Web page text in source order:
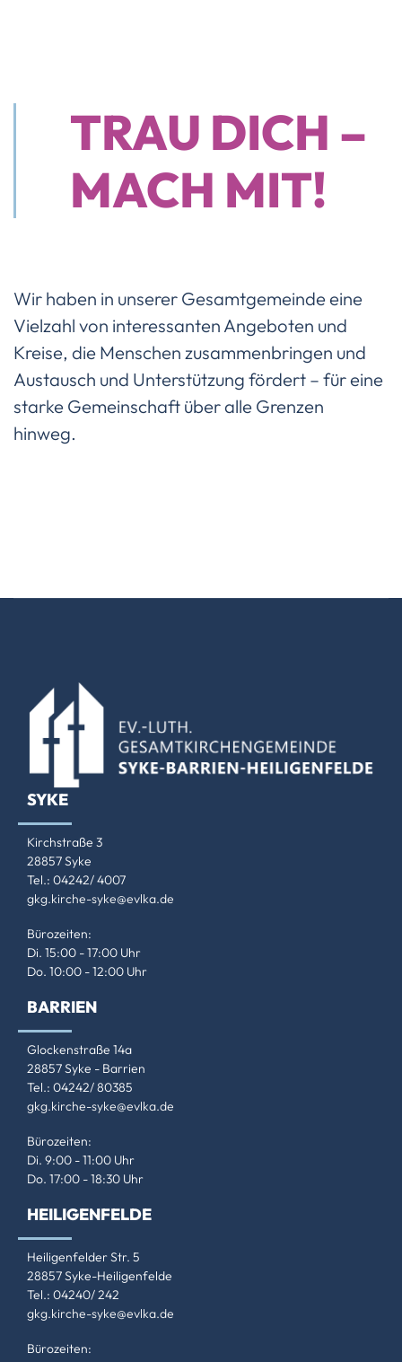
TRAU DICH –
MACH MIT!
Wir haben in unserer Gesamtgemeinde eine
Vielzahl von interessanten Angeboten und
Kreise, die Menschen zusammenbringen und
Austausch und Unterstützung fördert – für eine
starke Gemeinschaft über alle Grenzen
hinweg.
SYKE
Kirchstraße 3
28857 Syke
Tel.: 04242/ 4007
gkg.kirche-syke@evlka.de
Bürozeiten:
Di. 15:00 - 17:00 Uhr
Do. 10:00 - 12:00 Uhr
BARRIEN
Glockenstraße 14a
28857 Syke - Barrien
Tel.: 04242/ 80385
gkg.kirche-syke@evlka.de
Bürozeiten:
Di. 9:00 - 11:00 Uhr
Do. 17:00 - 18:30 Uhr
HEILIGENFELDE
Heiligenfelder Str. 5
28857 Syke-Heiligenfelde
Tel.: 04240/ 242
gkg.kirche-syke@evlka.de
Bürozeiten: